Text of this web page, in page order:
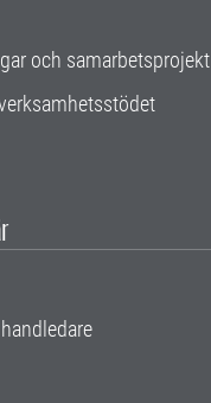
och samarbetsprojekt